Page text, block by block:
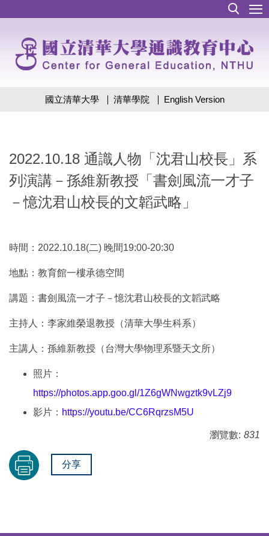
國立清華大學 清華學院 English Version
2022.10.18 通識人物「沈君山校長」系
列演講－孫維新教授「書劍風流一才子
－憶沈君山校長的文韜武略」
時間：2022.10.18(二) 晚間19:00-20:30
地點：教育館一樓承德空間
講題：書劍風流一才子－憶沈君山校長的文韜武略
主持人：李家維榮退教授（清華大學生科系）
主講人：孫維新教授（台灣大學物理系暨天文所）
照片：
https://photos.app.goo.gl/1Z6gWNwgztk9vLZj9
影片： https://youtu.be/CC6RqrzsM5U
瀏覽數: 831
分享